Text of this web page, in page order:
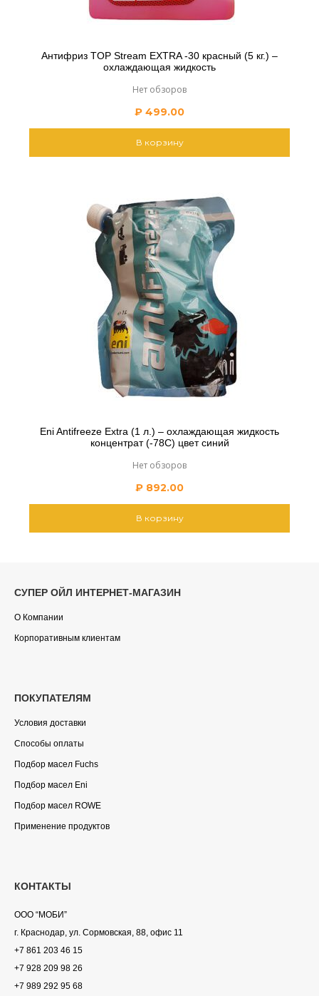
Антифриз TOP Stream EXTRA -30 красный (5 кг.) –
охлаждающая жидкость
Нет обзоров
₽ 499.00
В корзину
Eni Antifreeze Extra (1 л.) – охлаждающая жидкость
концентрат (-78С) цвет синий
Нет обзоров
₽ 892.00
В корзину
СУПЕР ОЙЛ ИНТЕРНЕТ-МАГАЗИН
О Компании
Корпоративным клиентам
ПОКУПАТЕЛЯМ
Условия доставки
Способы оплаты
Подбор масел Fuchs
Подбор масел Eni
Подбор масел ROWE
Применение продуктов
КОНТАКТЫ
ООО “МОБИ”
г. Краснодар, ул. Сормовская, 88, офис 11
+7 861 203 46 15
+7 928 209 98 26
+7 989 292 95 68